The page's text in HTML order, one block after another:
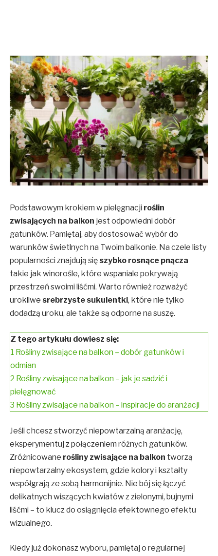
Podstawowym krokiem w pielęgnacji roślin
zwisających na balkon jest odpowiedni dobór
gatunków. Pamiętaj, aby dostosować wybór do
warunków świetlnych na Twoim balkonie. Na czele listy
popularności znajdują się szybko rosnące pnącza
takie jak winorośle, które wspaniale pokrywają
przestrzeń swoimi liśćmi. Warto również rozważyć
urokliwe srebrzyste sukulentki, które nie tylko
dodadzą uroku, ale także są odporne na suszę.
Z tego artykułu dowiesz się:
1 Rośliny zwisające na balkon – dobór gatunków i
odmian
2 Rośliny zwisające na balkon – jak je sadzić i
pielęgnować
3 Rośliny zwisające na balkon – inspiracje do aranżacji
Jeśli chcesz stworzyć niepowtarzalną aranżację,
eksperymentuj z połączeniem różnych gatunków.
Zróżnicowane rośliny zwisające na balkon tworzą
niepowtarzalny ekosystem, gdzie kolory i kształty
współgrają ze sobą harmonijnie. Nie bój się łączyć
delikatnych wiszących kwiatów z zielonymi, bujnymi
liśćmi – to klucz do osiągnięcia efektownego efektu
wizualnego.
Kiedy już dokonasz wyboru, pamiętaj o regularnej